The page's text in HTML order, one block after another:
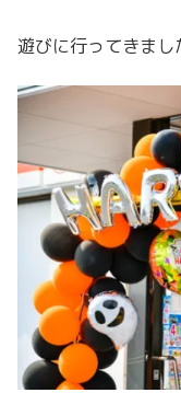
遊びに行ってきまし